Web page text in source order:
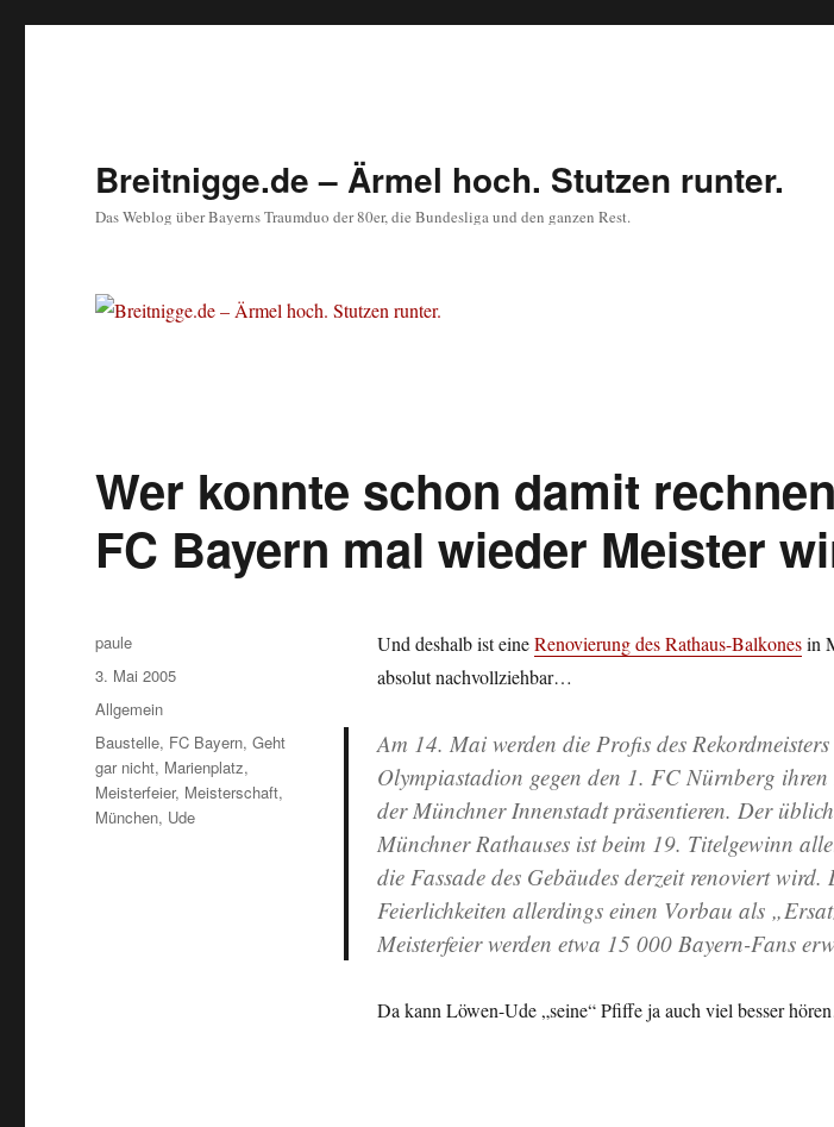
Breitnigge.de – Ärmel hoch. Stutzen runter.
Das Weblog über Bayerns Traumduo der 80er, die Bundesliga und den ganzen Rest.
Wer konnte schon damit
FC Bayern mal wieder Meister
Und deshalb ist eineRenovierung des Rathaus-Balkonesin
absolut nachvollziehbar…
Am 14. Mai werden die Profis des
Olympiastadion gegen den 1. FC Nürnberg
der Münchner Innenstadt präsentieren. Der
Münchner Rathauses ist beim 19. Titelgewinn
die Fassade des Gebäudes derzeit renoviert
Feierlichkeiten allerdings einen Vorbau als
Meisterfeier werden etwa 15 000 Bayern-Fans
Da kann Löwen-Ude „seine“ Pfiffe ja auch viel besser
Autor
paule
Veröffentlicht
am
3. Mai 2005
Kategorien
Allgemein
Schlagwörter
Baustelle, FC Bayern,Geht
gar nicht, Marienplatz,
Meisterfeier, Meisterschaft,
München, Ude